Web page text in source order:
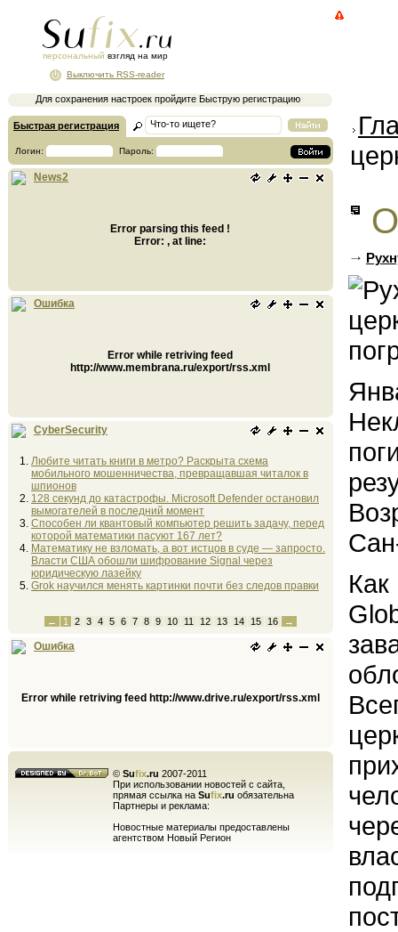
персональный взгляд на мир
Для сохранения настроек пройдите Быструю регистрацию
Выключить RSS-reader
Быстрая регистрация
Логин: Пароль:
News2
Error parsing this feed !
Error: , at line:
Ошибка
Error while retriving feed
http://www.membrana.ru/export/rss.xml
CyberSecurity
Любите читать книги в метро? Раскрыта схема
мобильного мошенничества, превращавшая читалок в
шпионов
128 секунд до катастрофы. Microsoft Defender остановил
вымогателей в последний момент
Способен ли квантовый компьютер решить задачу, перед
которой математики пасуют 167 лет?
Математику не взломать, а вот истцов в суде — запросто.
Власти США обошли шифрование Signal через
юридическую лазейку
Grok научился менять картинки почти без следов правки
← 1 2 3 4 5 6 7 8 9 10 11 12 13 14 15 16 →
Ошибка
Error while retriving feed http://www.drive.ru/export/rss.xml
© Sufix.ru 2007-2011
При использовании новостей с сайта,
прямая ссылка на Sufix.ru обязательна
Партнеры и реклама:
Новостные материалы предоставлены
агентством Новый Регион
Как